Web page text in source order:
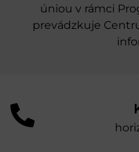
úniou v rámci
prevádzkuje